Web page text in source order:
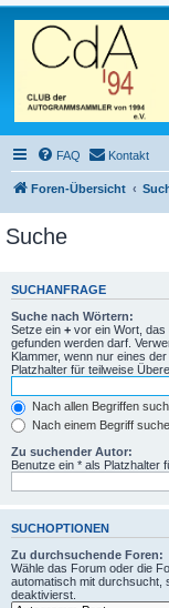
FAQ Kontakt
Foren-Übersicht
Suche
SUCHANFRAGE
Suche nach Wörtern:
Setze ein + vor ein Wort,
gefunden werden darf.
Klammer, wenn nur eines
Platzhalter für teilweise
Nach allen Begriffen
Nach einem Begriff
Zu suchender Autor:
Benutze ein * als Platzhalter
SUCHOPTIONEN
Zu durchsuchende Foren:
Wähle das Forum oder die
automatisch mit durchsucht,
deaktivierst.